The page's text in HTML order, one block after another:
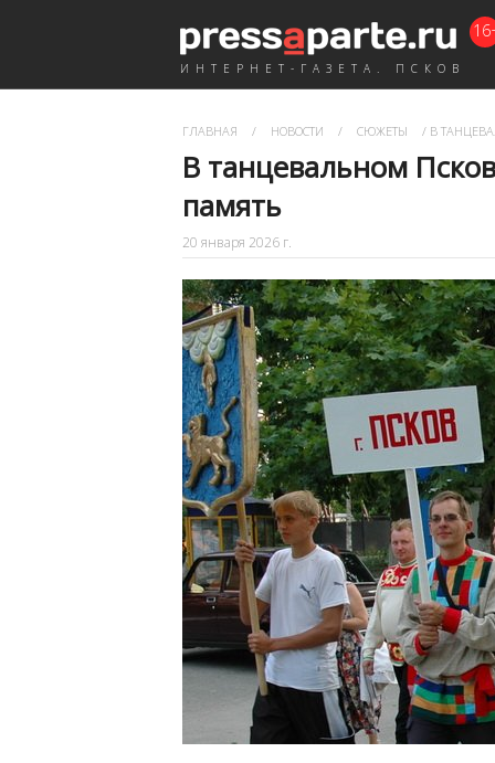
ИНТЕРНЕТ-ГАЗЕТА. ПСКОВ
ГЛАВНАЯ / НОВОСТИ / СЮЖЕТЫ / В
В танцевальном
память
20 января 2026 г.